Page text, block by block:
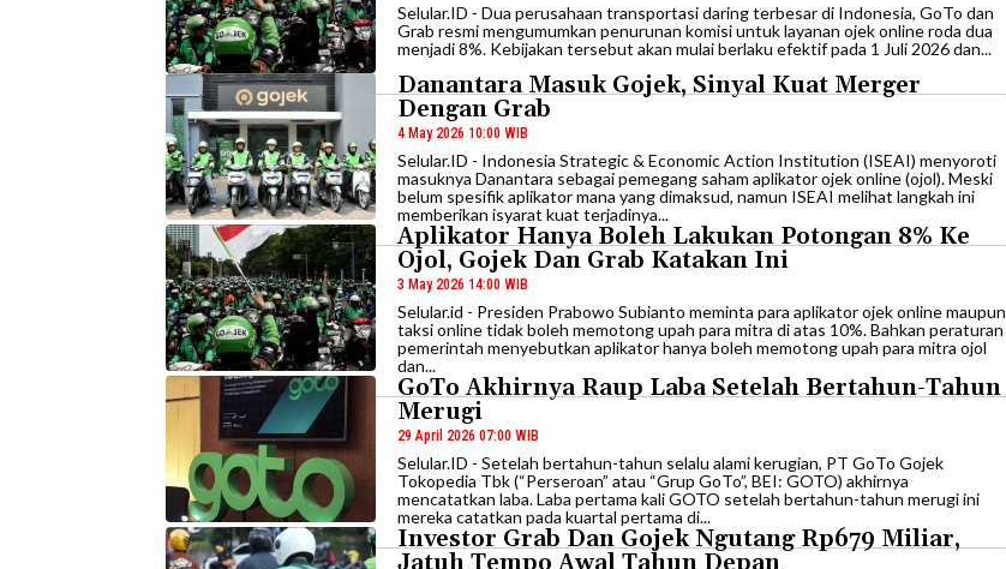
Selular.ID - Dua perusahaan transportasi daring terbesar di Indonesia, GoTo dan
Grab resmi mengumumkan penurunan komisi untuk layanan ojek online roda dua
menjadi 8%. Kebijakan tersebut akan mulai berlaku efektif pada 1 Juli 2026 dan...
Danantara Masuk Gojek, Sinyal Kuat Merger
Dengan Grab
4 May 2026 10:00 WIB
Selular.ID - Indonesia Strategic & Economic Action Institution (ISEAI) menyoroti
masuknya Danantara sebagai pemegang saham aplikator ojek online (ojol). Meski
belum spesifik aplikator mana yang dimaksud, namun ISEAI melihat langkah ini
memberikan isyarat kuat terjadinya...
Aplikator Hanya Boleh Lakukan Potongan 8% Ke
Ojol, Gojek Dan Grab Katakan Ini
3 May 2026 14:00 WIB
Selular.id - Presiden Prabowo Subianto meminta para aplikator ojek online maupun
taksi online tidak boleh memotong upah para mitra di atas 10%. Bahkan peraturan
pemerintah menyebutkan aplikator hanya boleh memotong upah para mitra ojol
dan...
GoTo Akhirnya Raup Laba Setelah Bertahun-Tahun
Merugi
29 April 2026 07:00 WIB
Selular.ID - Setelah bertahun-tahun selalu alami kerugian, PT GoTo Gojek
Tokopedia Tbk (“Perseroan” atau “Grup GoTo”, BEI: GOTO) akhirnya
mencatatkan laba. Laba pertama kali GOTO setelah bertahun-tahun merugi ini
mereka catatkan pada kuartal pertama di...
Investor Grab Dan Gojek Ngutang Rp679 Miliar,
Jatuh Tempo Awal Tahun Depan